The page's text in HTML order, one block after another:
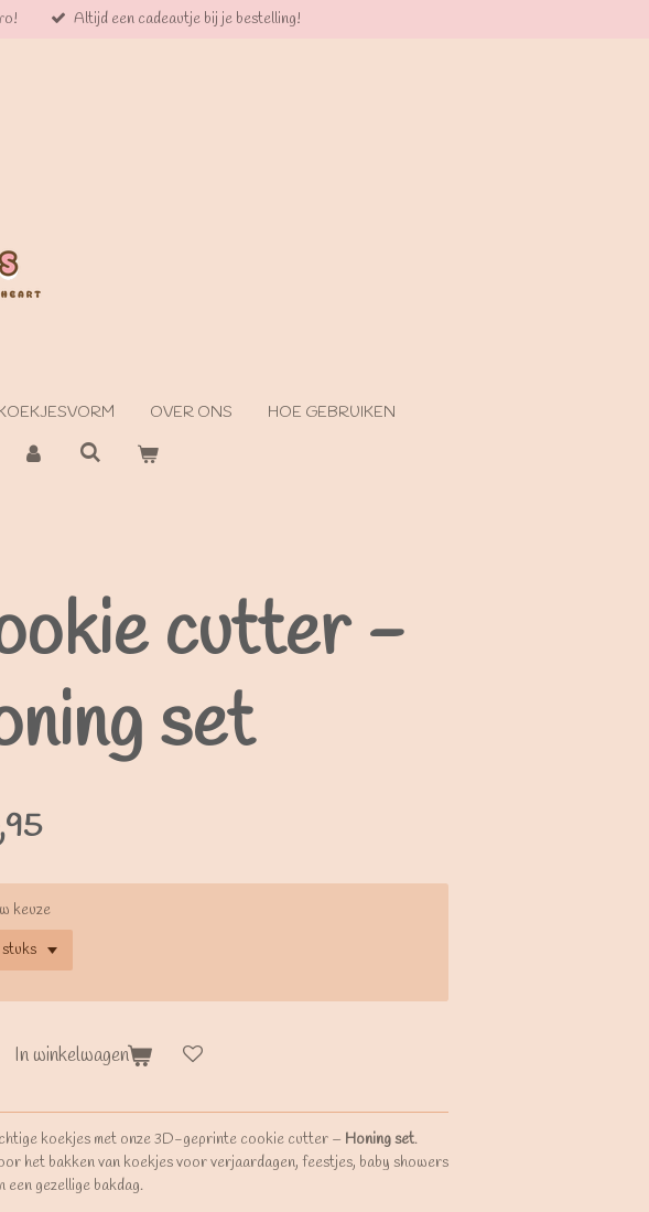
Altijd een cadeautje bij je bestelling!
OVER ONS HOE GEBRUIKEN
cutter -
set
keuze
In winkelwagen
koekjes met onze 3D-geprinte cookie cutter – Honing set.
het bakken van koekjes voor verjaardagen, feestjes, baby showers
een gezellige bakdag.